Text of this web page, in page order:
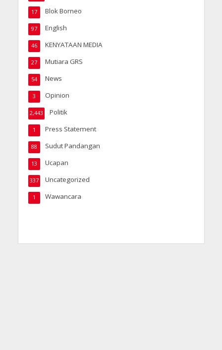
Blok Borneo
17
English
97
KENYATAAN MEDIA
46
Mutiara GRS
27
News
54
Opinion
3
Politik
2,443
Press Statement
1
Sudut Pandangan
88
Ucapan
13
Uncategorized
337
Wawancara
1